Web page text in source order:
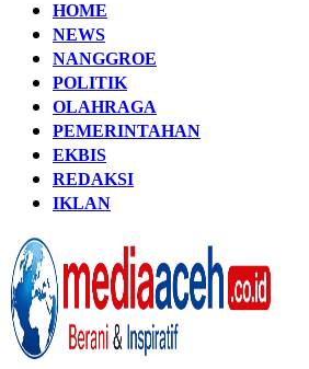
HOME
NEWS
NANGGROE
POLITIK
OLAHRAGA
PEMERINTAHAN
EKBIS
REDAKSI
IKLAN